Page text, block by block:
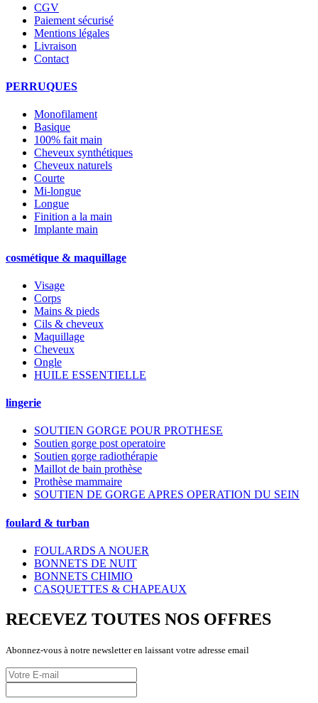
CGV
Paiement sécurisé
Mentions légales
Livraison
Contact
PERRUQUES
Monofilament
Basique
100% fait main
Cheveux synthétiques
Cheveux naturels
Courte
Mi-longue
Longue
Finition a la main
Implante main
cosmétique & maquillage
Visage
Corps
Mains & pieds
Cils & cheveux
Maquillage
Cheveux
Ongle
HUILE ESSENTIELLE
lingerie
SOUTIEN GORGE POUR PROTHESE
Soutien gorge post operatoire
Soutien gorge radiothérapie
Maillot de bain prothèse
Prothèse mammaire
SOUTIEN DE GORGE APRES OPERATION DU SEIN
foulard & turban
FOULARDS A NOUER
BONNETS DE NUIT
BONNETS CHIMIO
CASQUETTES & CHAPEAUX
RECEVEZ TOUTES NOS OFFRES
Abonnez-vous à notre newsletter en laissant votre adresse email